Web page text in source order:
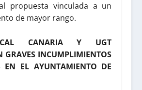
propuesta vinculada a un
de mayor rango.
CANARIA Y UGT
GRAVES INCUMPLIMIENTOS
EN EL AYUNTAMIENTO DE